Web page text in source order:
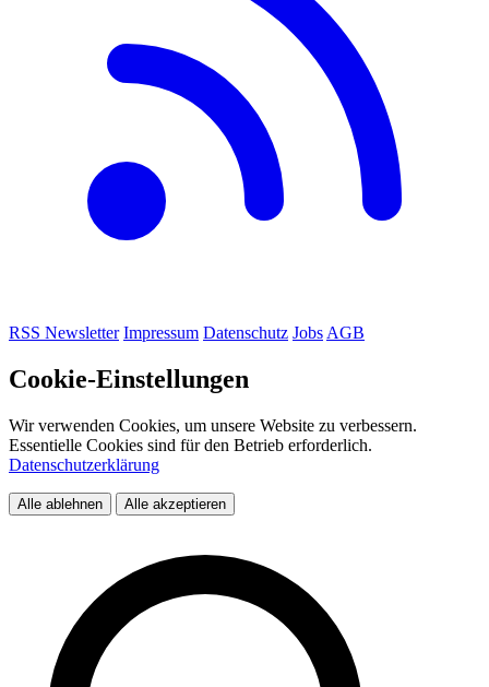
RSS Newsletter Impressum Datenschutz Jobs AGB
Cookie-Einstellungen
Wir verwenden Cookies, um unsere Website zu verbessern.
Essentielle Cookies sind für den Betrieb erforderlich.
Datenschutzerklärung
Alle ablehnen Alle akzeptieren